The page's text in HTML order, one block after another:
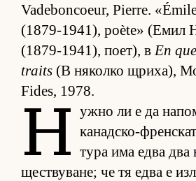
Vadeboncoeur, Pierre.
(1879-1941), poète» (Е­мил
(1879-1941), по­ет), в En
traits (В ня­колко щри­ха),
Fides, 1978.
Н ужно ли е да
ка­над­с­ко-
тура има едва два
щес­т­ву­ва­не; че тя едва е